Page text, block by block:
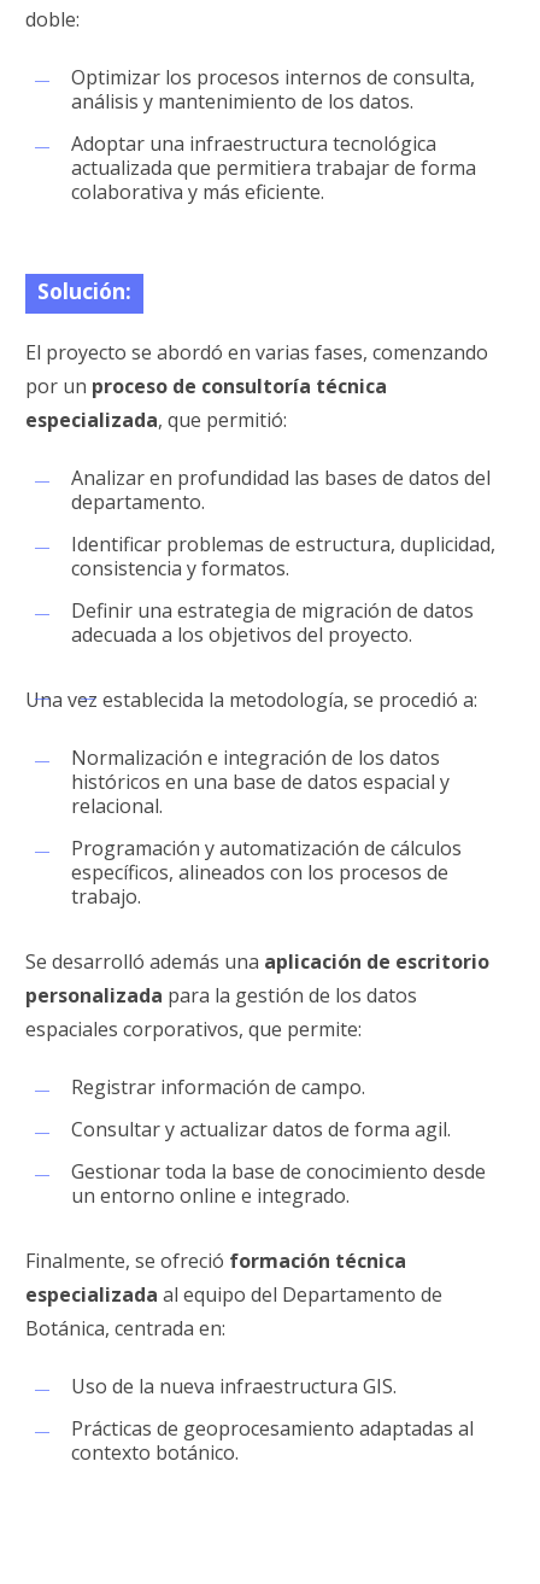
doble:
Optimizar los procesos internos de consulta,
análisis y mantenimiento de los datos.
Adoptar una infraestructura tecnológica
actualizada que permitiera trabajar de forma
colaborativa y más eficiente.
Solución:
El proyecto se abordó en varias fases, comenzando
por un proceso de consultoría técnica
especializada, que permitió:
Analizar en profundidad las bases de datos del
departamento.
Identificar problemas de estructura, duplicidad,
consistencia y formatos.
Definir una estrategia de migración de datos
adecuada a los objetivos del proyecto.
Una vez establecida la metodología, se procedió a:
Normalización e integración de los datos
históricos en una base de datos espacial y
relacional.
Programación y automatización de cálculos
específicos, alineados con los procesos de
trabajo.
Se desarrolló además una aplicación de escritorio
personalizada para la gestión de los datos
espaciales corporativos, que permite:
Registrar información de campo.
Consultar y actualizar datos de forma agil.
Gestionar toda la base de conocimiento desde
un entorno online e integrado.
Finalmente, se ofreció formación técnica
especializada al equipo del Departamento de
Botánica, centrada en:
Uso de la nueva infraestructura GIS.
Prácticas de geoprocesamiento adaptadas al
contexto botánico.